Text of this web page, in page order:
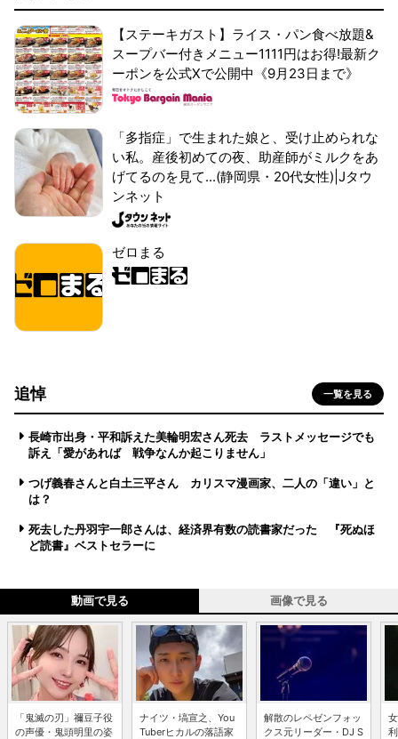
【ステーキガスト】ライス・パン食べ放題&
スープバー付きメニュー1111円はお得!最新ク
ーポンを公式Xで公開中《9月23日まで》
「多指症」で生まれた娘と、受け止められな
い私。産後初めての夜、助産師がミルクをあ
げてるのを見て...(静岡県・20代女性)|Jタウ
ンネット
ゼロまる
追悼 一覧を見る
長崎市出身・平和訴えた美輪明宏さん死去 ラストメッセージでも
訴え「愛があれば 戦争なんか起こりません」
つげ義春さんと白土三平さん カリスマ漫画家、二人の「違い」と
は？
死去した丹羽宇一郎さんは、経済界有数の読書家だった 『死ぬほ
ど読書』ベストセラーに
動画で見る 画像で見る
「鬼滅の刃」禰豆子役
の声優・鬼頭明里の姿
ナイツ・塙宣之、You
Tuberヒカルの落語家
解散のレペゼンフォッ
クス元リーダー・DJ S